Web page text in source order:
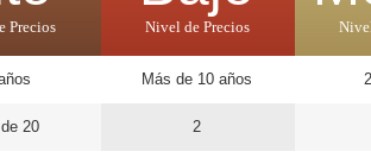
Precios
20
Nivel de Precios
Más de 10 años
2